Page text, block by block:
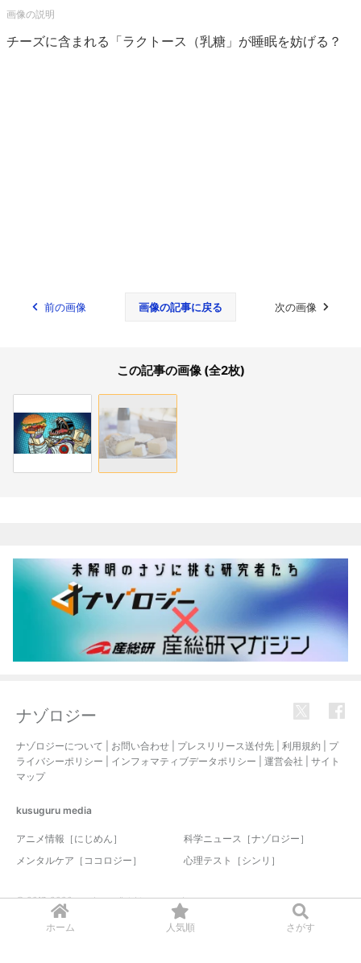
ホーム 人気順 さがす
チーズに含まれる「ラクトース（乳糖」が睡眠を妨げる？
前の画像 画像の記事に戻る 次の画像
この記事の画像 (全2枚)
ナゾロジー
ナゾロジーについて お問い合わせ プレスリリース送付先 利用規約
プ
ライバシーポリシー
インフォマティブデータポリシー 運営会社
サイト
マップ
kusuguru media
アニメ情報［にじめん］
科学ニュース［ナゾロジー］
メンタルケア［ココロジー］
心理テスト［シンリ］
© 2017-2026 nazology. all rights reserved.